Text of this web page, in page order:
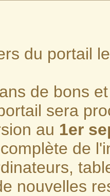
du portail
de bons
sera
au 1er
de
nouvelles